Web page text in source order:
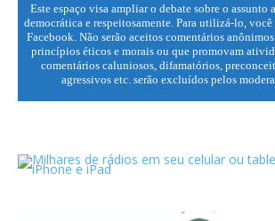
Este espaço visa ampliar o debate sobre o assunto
democrática e respeitosamente. Para utilizá-lo,
Facebook. Não serão aceitos comentários
princípios éticos e morais ou que promovam
comentários caluniosos, difamatórios,
agressivos etc. serão excluídos pelos